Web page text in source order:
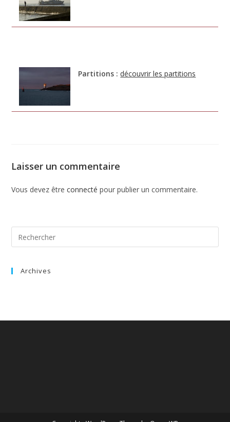
Partitions :découvrir les partitions
Laisser un commentaire
Vous devez êtreconnecté pour publier un commentaire.
Archives